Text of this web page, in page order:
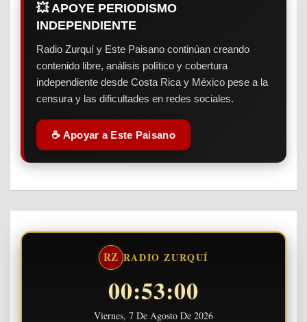
💥 APOYE PERIODISMO
INDEPENDIENTE
Radio Zurquí y Este Paisano continúan creando
contenido libre, análisis político y cobertura
independiente desde Costa Rica y México pese a la
censura y las dificultades en redes sociales.
☕ Apoyar a Este Paisano
RZ RADIO ZURQUÍ
00:53:00
Viernes, 7 De Agosto De 2026